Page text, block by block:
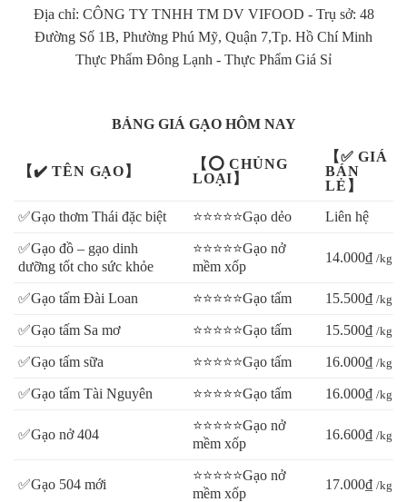
Địa chỉ: CÔNG TY TNHH TM DV VIFOOD - Trụ sở: 48
Đường Số 1B, Phường Phú Mỹ, Quận 7,Tp. Hồ Chí Minh
Thực Phẩm Đông Lạnh - Thực Phẩm Giá Sỉ
BẢNG GIÁ GẠO HÔM NAY
【✔️ TÊN GẠO】
【⭕ CHỦNG
LOẠI】
【✅ GIÁ
BÁN
LẺ】
✅Gạo thơm Thái đặc biệt
⭐⭐⭐⭐⭐Gạo dẻo Liên hệ
✅Gạo đồ – gạo dinh
dưỡng tốt cho sức khỏe
⭐⭐⭐⭐⭐Gạo nở
mềm xốp
14.000₫ /kg
✅Gạo tấm Đài Loan ⭐⭐⭐⭐⭐Gạo tấm 15.500₫ /kg
✅Gạo tấm Sa mơ ⭐⭐⭐⭐⭐Gạo tấm 15.500₫ /kg
✅Gạo tấm sữa ⭐⭐⭐⭐⭐Gạo tấm 16.000₫ /kg
✅Gạo tấm Tài Nguyên ⭐⭐⭐⭐⭐Gạo tấm 16.000₫ /kg
✅Gạo nở 404
⭐⭐⭐⭐⭐Gạo nở
mềm xốp
16.600₫ /kg
✅Gạo 504 mới
⭐⭐⭐⭐⭐Gạo nở
mềm xốp
17.000₫ /kg